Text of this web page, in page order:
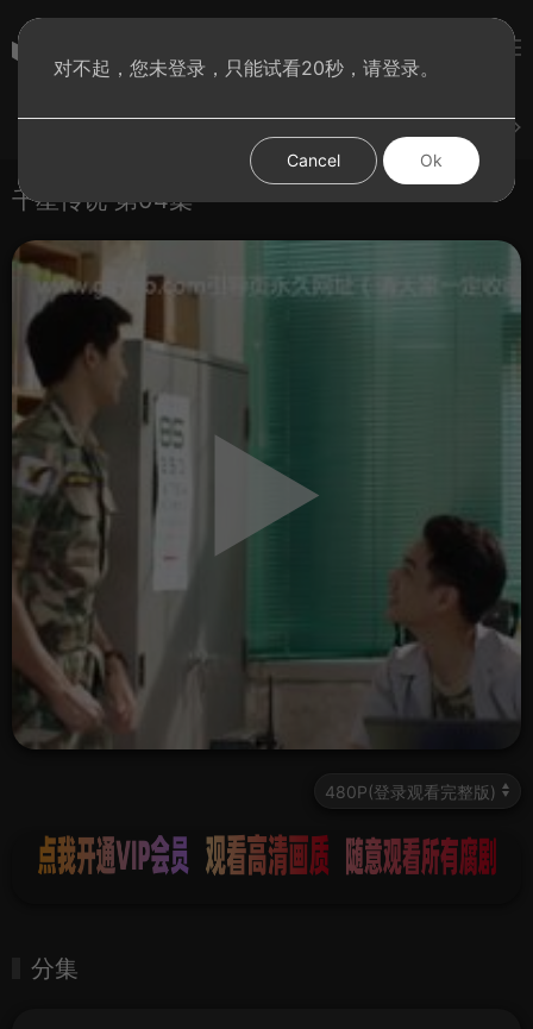
千星传说 第04集
分集
对不起，您未登录，只能试看20秒，请登录。
Cancel Ok